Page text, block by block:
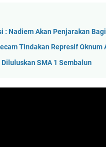
: Nadiem Akan Penjarakan
Tindakan Represif Oknum
SMA 1 Sembalun